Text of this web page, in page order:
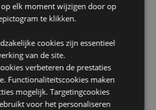
informatie over kopen bij Puckator?
klanten informatie gids.
5.5cm Breedte 4cm Diepte 4cm
144
elk moment wijzigen door op
te klikken.
cookies zijn essentieel
van de site.
verbeteren de prestaties
Functionaliteitscookies maken
mogelijk. Targetingcookies
voor het personaliseren